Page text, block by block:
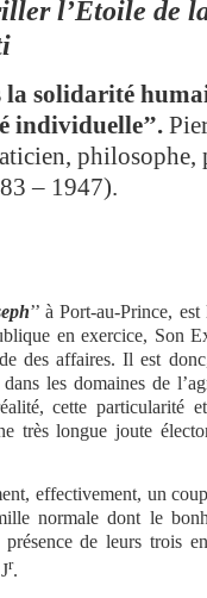
l’Étoile de
la solidarité
individuelle’’.
philosophe,
– 1947).
’’ à Port-au-Prince,
en exercice, Son
des affaires. Il est
les domaines de
cette particularité
très longue joute
effectivement, un
normale dont le
de leurs trois
r.